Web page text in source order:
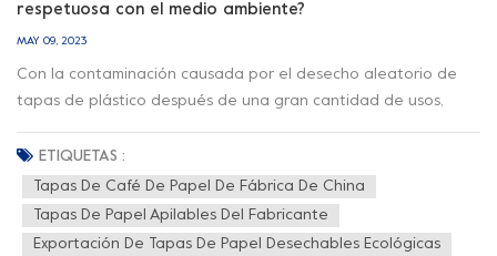
respetuosa con el medio ambiente?
MAY 09, 2023
Con la contaminación causada por el desecho aleatorio de
tapas de plástico después de una gran cantidad de usos,
eliminación de la contaminación plástica, varios países del
mundo han iniciado gradualmente el trabajo de prohibición
de plástico. Debido a su naturaleza no plástica, nuestras
tapas de papel de protección ambiental desechables
ETIQUETAS :
Tapas De Café De Papel De Fábrica De China
Tapas De Papel Apilables Del Fabricante
Exportación De Tapas De Papel Desechables Ecológicas